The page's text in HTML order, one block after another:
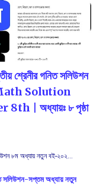
শ্রেনীর গনিত সলিউশন
Math Solution
| অধ্যায়ঃ ৮ পৃষ্ঠা
৮ম অধ্যায় নতুন বই-২০২…
সলিউশন-সপ্তম অধ্যায় নতুন